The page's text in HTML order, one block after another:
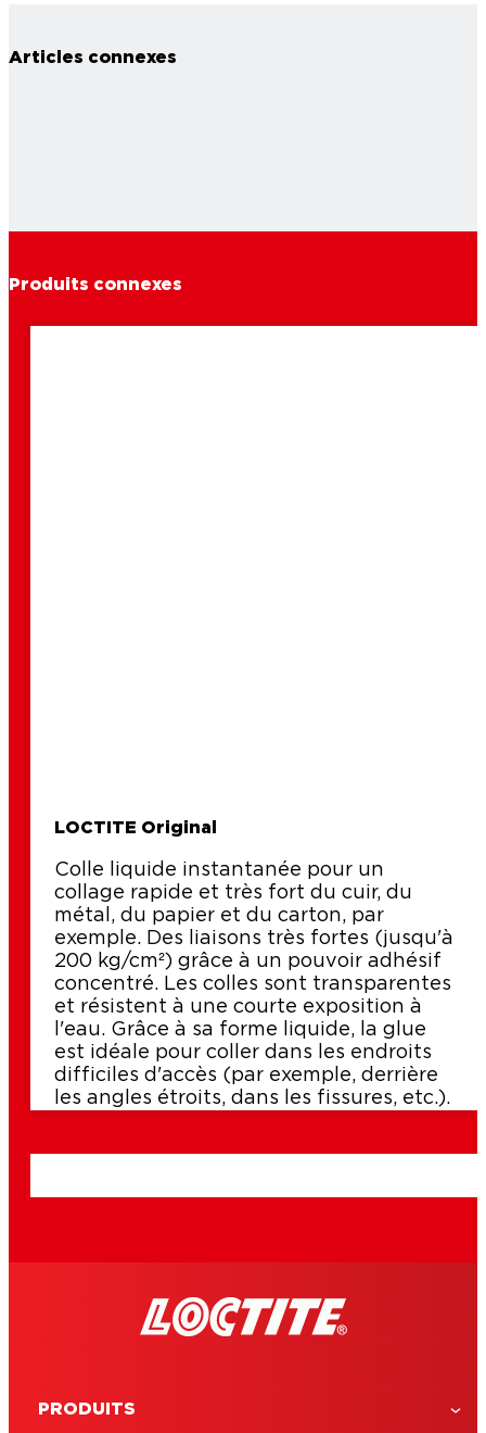
Articles connexes
Produits connexes
LOCTITE Original
Colle liquide instantanée pour un
collage rapide et très fort du cuir, du
métal, du papier et du carton, par
exemple. Des liaisons très fortes (jusqu'à
200 kg/cm²) grâce à un pouvoir adhésif
concentré. Les colles sont transparentes
et résistent à une courte exposition à
l'eau. Grâce à sa forme liquide, la glue
est idéale pour coller dans les endroits
difficiles d'accès (par exemple, derrière
les angles étroits, dans les fissures, etc.).
PRODUITS